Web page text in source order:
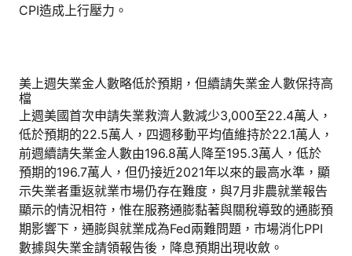
CPI造成上行壓力。
美上週失業金人數略低於預期，但續請失業金人數保持高
檔
上週美國首次申請失業救濟人數減少3,000至22.4萬人，
低於預期的22.5萬人，四週移動平均值維持於22.1萬人，
前週續請失業金人數由196.8萬人降至195.3萬人，低於
預期的196.7萬人，但仍接近2021年以來的最高水準，顯
示失業者重返就業市場仍存在難度，與7月非農就業報告
顯示的情況相符，惟在服務通膨黏著與關稅導致的通膨預
期影響下，通膨與就業成為Fed兩難問題，市場消化PPI
數據與失業金請領報告後，降息預期出現收斂。